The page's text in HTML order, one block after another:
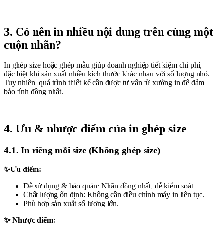
3. Có nên in nhiều nội dung trên cùng một
cuộn nhãn?
In ghép size hoặc ghép mẫu giúp doanh nghiệp tiết kiệm chi phí,
đặc biệt khi sản xuất nhiều kích thước khác nhau với số lượng nhỏ.
Tuy nhiên, quá trình thiết kế cần được tư vấn từ xưởng in để đảm
bảo tính đồng nhất.
4. Ưu & nhược điểm của in ghép size
4.1. In riêng mỗi size (Không ghép size)
✨Ưu điểm:
Dễ sử dụng & bảo quản: Nhãn đồng nhất, dễ kiểm soát.
Chất lượng ổn định: Không cần điều chỉnh máy in liên tục.
Phù hợp sản xuất số lượng lớn.
✨ Nhược điểm: